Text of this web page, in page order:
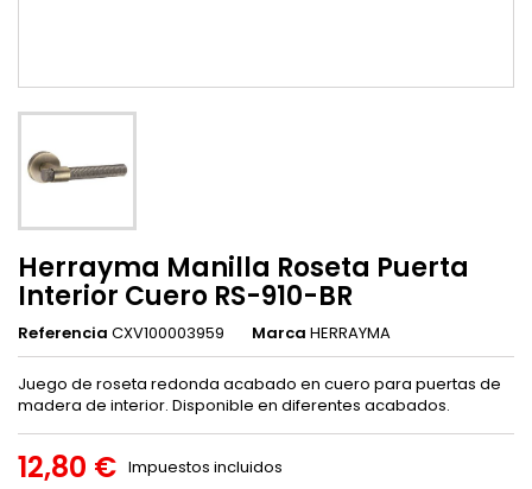
Herrayma Manilla Roseta Puerta
Interior Cuero RS-910-BR
Referencia CXV100003959 Marca HERRAYMA
Juego de roseta redonda acabado en cuero para puertas de
madera de interior. Disponible en diferentes acabados.
12,80 € Impuestos incluidos